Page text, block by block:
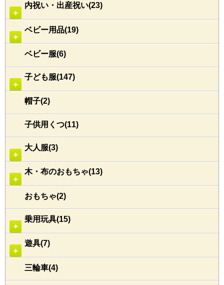
＋
内祝い・出産祝い(23)
＋
ベビー用品(19)
ベビー服(6)
＋
子ども服(147)
帽子(2)
子供用くつ(11)
＋
大人服(3)
＋
木・布のおもちゃ(13)
おもちゃ(2)
＋
乗用玩具(15)
＋
遊具(7)
三輪車(4)